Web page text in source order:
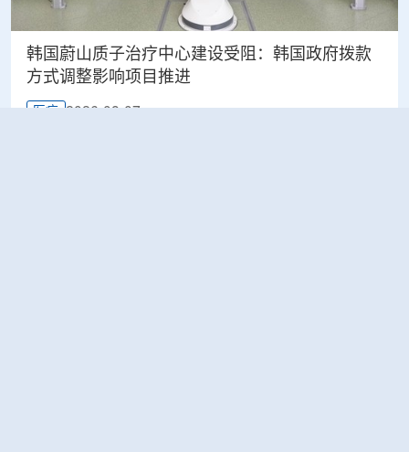
韩国蔚山质子治疗中心建设受阻：韩国政府拨款
方式调整影响项目推进
医疗 2026-08-07